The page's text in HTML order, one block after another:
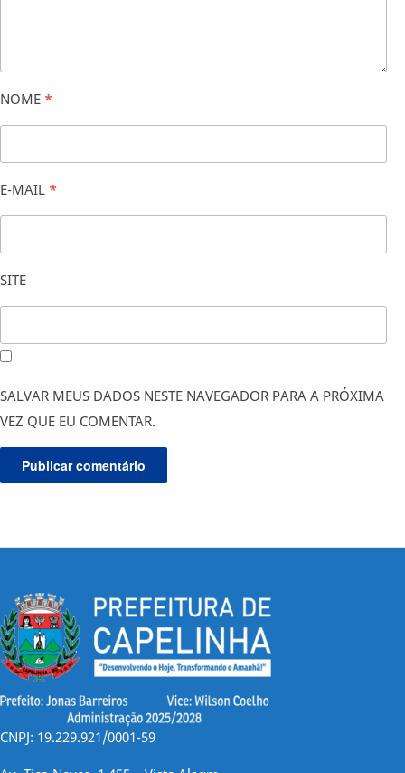
NOME *
E-MAIL *
SITE
SALVAR MEUS DADOS NESTE NAVEGADOR PARA A PRÓXIMA
VEZ QUE EU COMENTAR.
CNPJ: 19.229.921/0001-59